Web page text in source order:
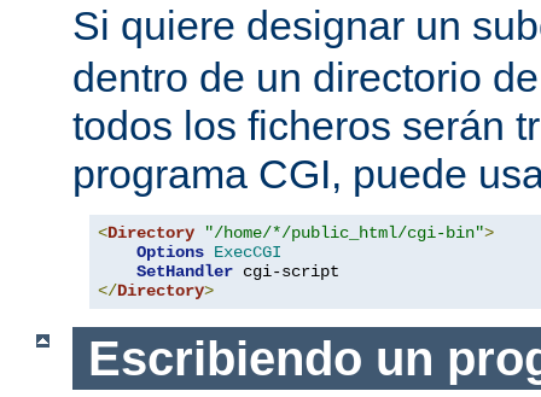
Si quiere designar un
dentro de un directorio
todos los ficheros serán
programa CGI, puede
<Directory "/home/*/public_html/cgi-bin">
Options ExecCGI
SetHandler
</Directory>
Escribiendo un